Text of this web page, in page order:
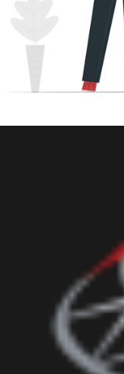
listar
e